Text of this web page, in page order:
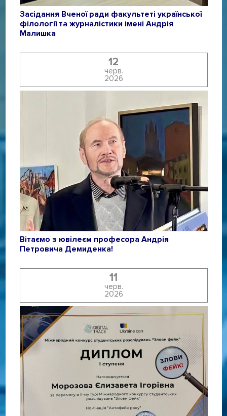
Засідання Вченої ради факультеті української
філології та журналістики імені Андрія
Малишка
12
черв.
2026
Вітаємо з ювілеєм професора Андрія
Петровича Демиденка!
11
черв.
2026